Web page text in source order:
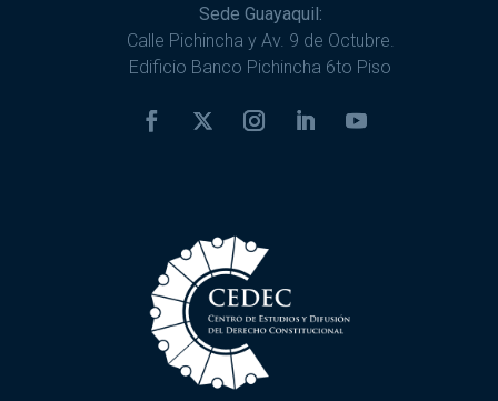
Sede Guayaquil:
Calle Pichincha y Av. 9 de Octubre.
Edificio Banco Pichincha 6to Piso